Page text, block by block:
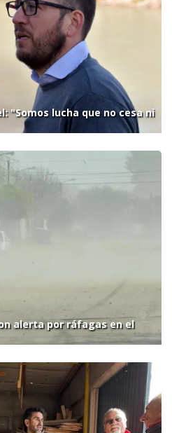
"Somos lucha que no cesa ni
alerta por ráfagas en el